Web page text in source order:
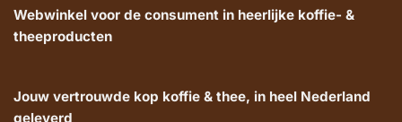
Webwinkel voor de consument in heerlijke koffie- &
theeproducten
Jouw vertrouwde kop koffie & thee, in heel Nederland
geleverd